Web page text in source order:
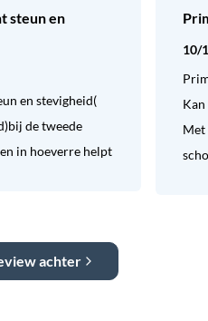
steun en
en stevigheid(
de tweede
in hoeverre helpt
10/
Met
achter